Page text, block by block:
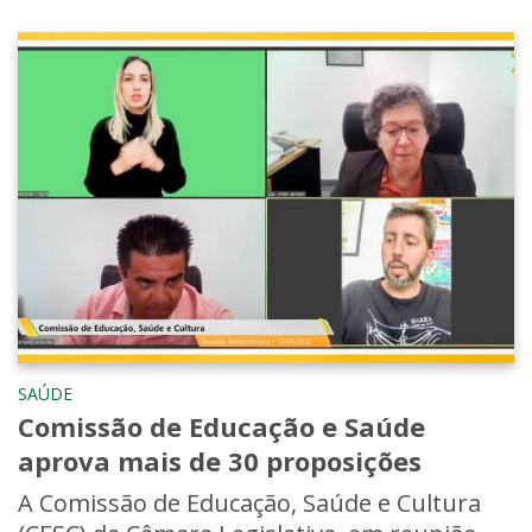
SAÚDE
Comissão de Educação e Saúde
aprova mais de 30 proposições
A Comissão de Educação, Saúde e Cultura